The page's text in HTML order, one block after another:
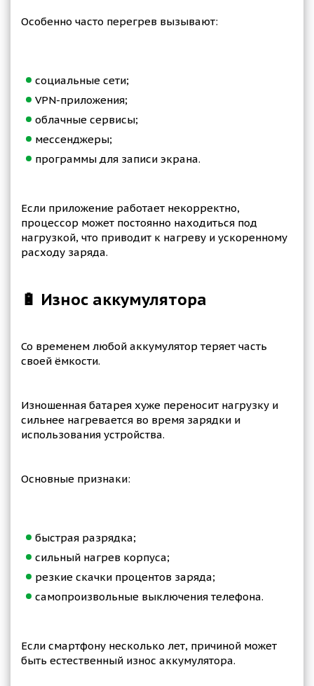
Особенно часто перегрев вызывают:
социальные сети;
VPN-приложения;
облачные сервисы;
мессенджеры;
программы для записи экрана.
Если приложение работает некорректно,
процессор может постоянно находиться под
нагрузкой, что приводит к нагреву и ускоренному
расходу заряда.
🔋 Износ аккумулятора
Со временем любой аккумулятор теряет часть
своей ёмкости.
Изношенная батарея хуже переносит нагрузку и
сильнее нагревается во время зарядки и
использования устройства.
Основные признаки:
быстрая разрядка;
сильный нагрев корпуса;
резкие скачки процентов заряда;
самопроизвольные выключения телефона.
Если смартфону несколько лет, причиной может
быть естественный износ аккумулятора.